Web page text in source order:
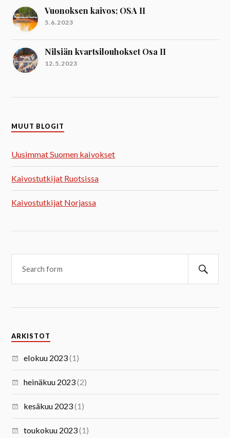
Vuonoksen kaivos; OSA II
5.6.2023
Nilsiän kvartsilouhokset Osa II
12.5.2023
MUUT BLOGIT
Uusimmat Suomen kaivokset
Kaivostutkijat Ruotsissa
Kaivostutkijat Norjassa
ARKISTOT
elokuu 2023(1)
heinäkuu 2023(2)
kesäkuu 2023(1)
toukokuu 2023(1)